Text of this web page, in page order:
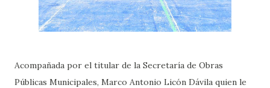
Acompañada por el titular de la Secretaría de Obras
Públicas Municipales, Marco Antonio Licón Dávila quien le